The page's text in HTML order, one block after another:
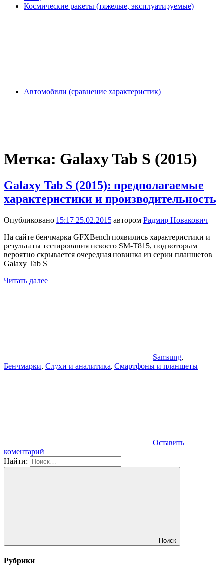
Космические ракеты (тяжелые, эксплуатируемые)
Автомобили (сравнение характеристик)
Метка: Galaxy Tab S (2015)
Galaxy Tab S (2015): предполагаемые
характеристики и производительность
Опубликовано 15:17 25.02.2015 автором Радмир Новакович
На сайте бенчмарка GFXBench появились характеристики и
результаты тестирования некоего SM-T815, под которым
вероятно скрывается очередная новинка из серии планшетов
Galaxy Tab S
Читать далее
Samsung,
Бенчмарки, Слухи и аналитика, Смартфоны и планшеты
Оставить
коментарий
Найти:
Поиск
Рубрики